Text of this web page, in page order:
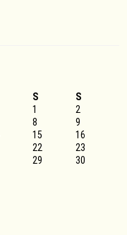
S
S
1
2
8
9
15
16
22
23
29
30